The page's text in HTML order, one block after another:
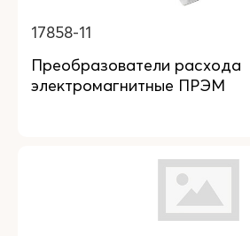
17858-11
Преобразователи расхода
электромагнитные ПРЭМ